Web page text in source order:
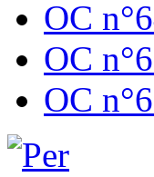
OC
OC
OC